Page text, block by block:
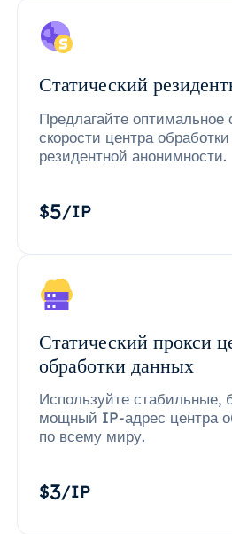
Статический
Предлагайте оптимальное
скорости центра
резидентной анонимности.
$5/IP
Статический прокси
обработки данных
Используйте стабильные,
мощный IP-адрес центра
по всему миру.
$3/IP